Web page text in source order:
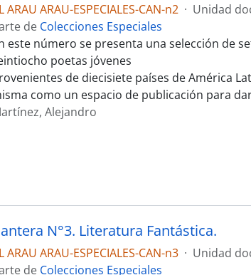
ARAU ARAU-ESPECIALES-CAN-n2 · Unidad
de Colecciones Especiales
este número se presenta una selección de
poetas jóvenes
de diecisiete países de América
como un espacio de publicación para
Alejandro
N°3. Literatura Fantástica.
ARAU ARAU-ESPECIALES-CAN-n3 · Unidad
de Colecciones Especiales